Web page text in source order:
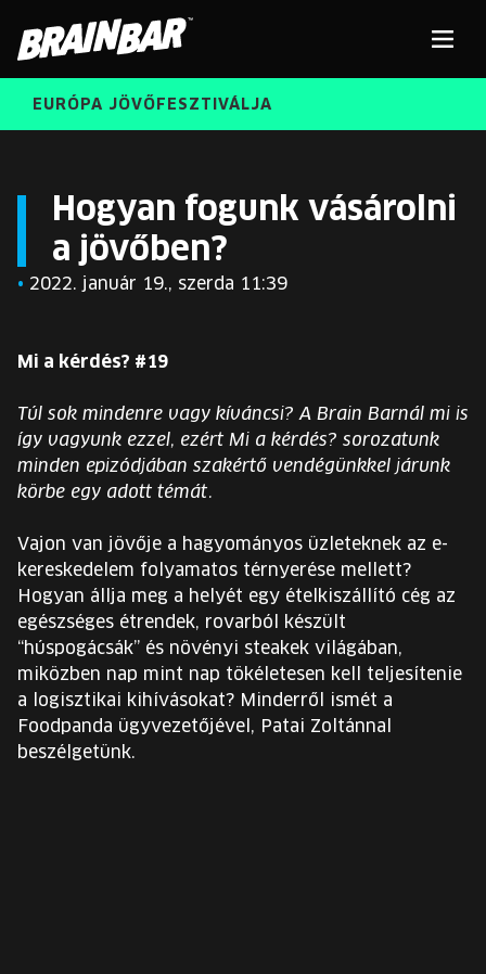
Bar
RÓLUNK
EURÓPA JÖVŐFESZTIVÁLJA
ELŐADÓK
INGYENES DIÁK- ÉS TANÁRREGISZTRÁCIÓ
JEGYEK
KOSÁR
EURÓPA JÖVŐFESZTIVÁLJA
INGYENES DIÁK- ÉS TANÁRREGISZTRÁCIÓ
JEGYEK
Hogyan fogunk vásárolni
a jövőben?
• 2022. január 19., szerda 11:39
Mi a kérdés? #19
Túl sok mindenre vagy kíváncsi? A Brain Barnál mi is
így vagyunk ezzel, ezért Mi a kérdés? sorozatunk
minden epizódjában szakértő vendégünkkel járunk
körbe egy adott témát.
Vajon van jövője a hagyományos üzleteknek az e-
kereskedelem folyamatos térnyerése mellett?
Hogyan állja meg a helyét egy ételkiszállító cég az
egészséges étrendek, rovarból készült
“húspogácsák” és növényi steakek világában,
miközben nap mint nap tökéletesen kell teljesítenie
a logisztikai kihívásokat? Minderről ismét a
Foodpanda ügyvezetőjével, Patai Zoltánnal
beszélgetünk.